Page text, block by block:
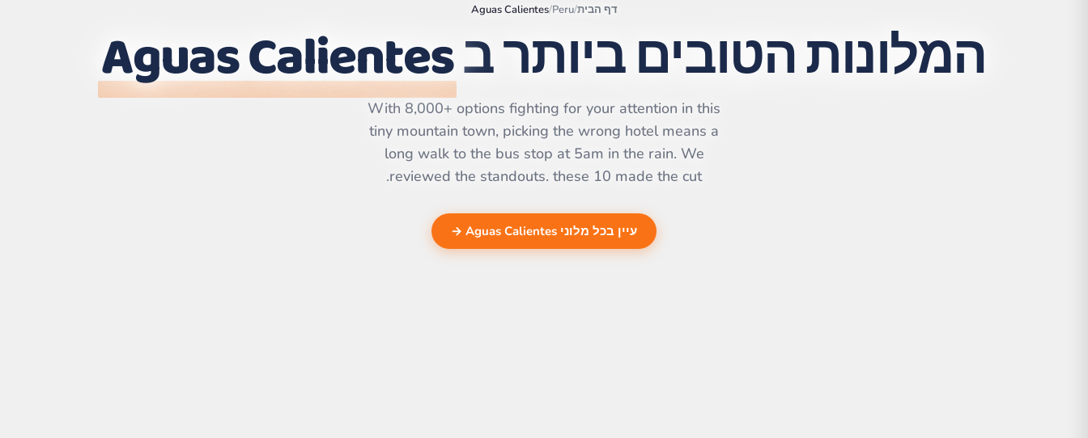
Leaflet
דף הבית/
Peru
/
Aguas Calientes
המלונות הטובים ביותר בAguas Calientes
With 8,000+ options fighting for your attention in this
tiny mountain town, picking the wrong hotel means a
long walk to the bus stop at 5am in the rain. We
reviewed the standouts. these 10 made the cut.
עיין בכל מלוני Aguas Calientes →